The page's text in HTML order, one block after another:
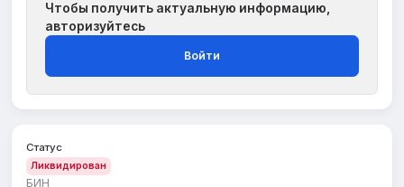
Чтобы получить актуальную информацию,
авторизуйтесь
Войти
Статус
Ликвидирован
БИН